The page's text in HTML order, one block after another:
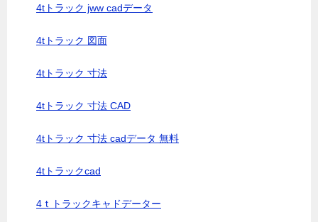
4tトラック jww cadデータ
4tトラック 図面
4tトラック 寸法
4tトラック 寸法 CAD
4tトラック 寸法 cadデータ 無料
4tトラックcad
4ｔトラックキャドデーター